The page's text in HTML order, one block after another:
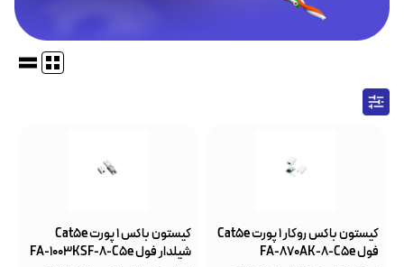
کیستون باکس روکار ۱ پورت Cat5e
فول FA-870AK-8-C5e
کیستون باکس 1 پورت Cat5e
شیلدار فول FA-1003KSF-8-C5e